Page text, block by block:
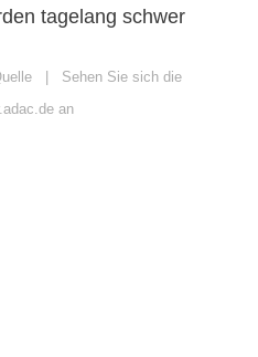
tagelang schwer
Sehen Sie sich die
an